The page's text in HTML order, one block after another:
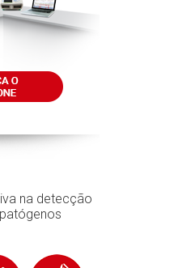
na detecção